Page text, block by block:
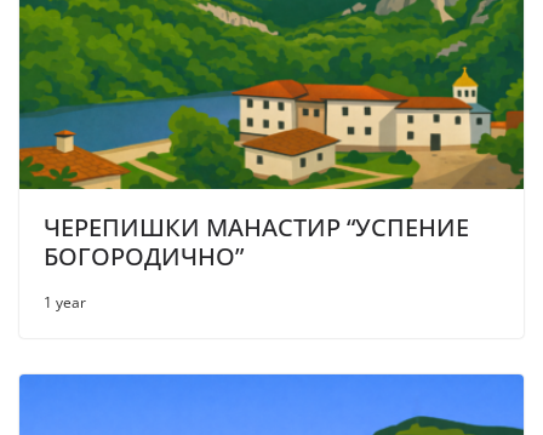
ЧЕРЕПИШКИ МАНАСТИР “УСПЕНИЕ
БОГОРОДИЧНО”
1 year